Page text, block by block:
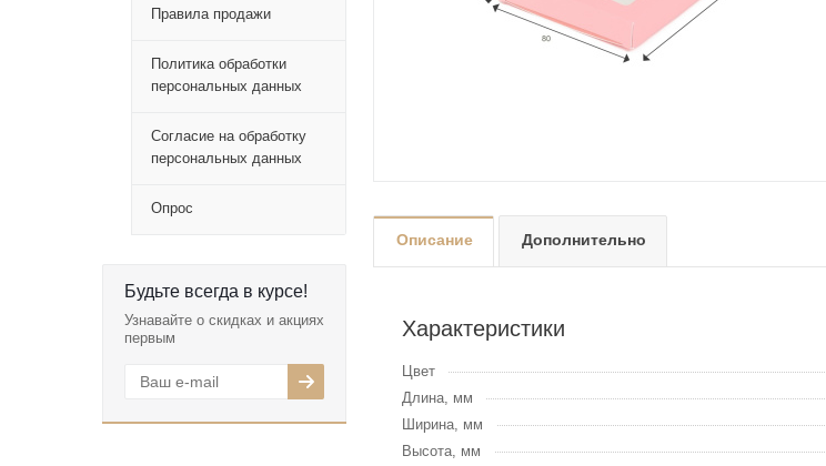
Правила продажи
Политика обработки
персональных данных
Согласие на обработку
персональных данных
Опрос
Будьте всегда в курсе!
Узнавайте о скидках и акциях
первым
Описание Дополнительно
Характеристики
Цвет
Длина, мм
Ширина, мм
Высота, мм